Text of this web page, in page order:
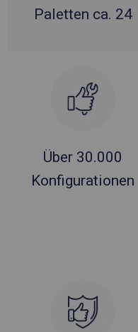
Paletten ca. 24
Über 30.000
Konfigurationen